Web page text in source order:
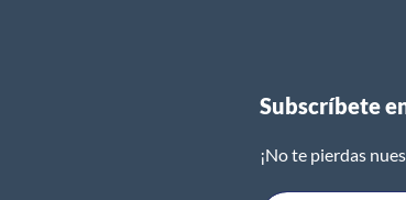
Subscríbete
¡No te pierdas